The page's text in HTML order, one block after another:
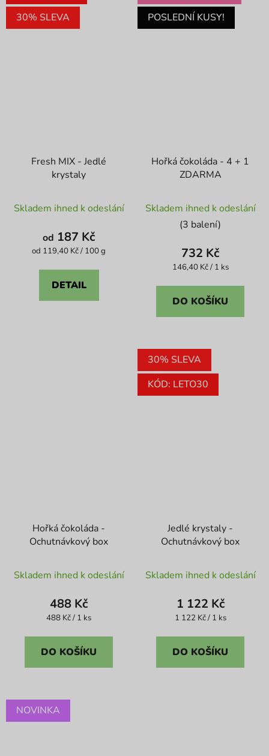
30% SLEVA
Fresh MIX - Jedlé
krystaly
hodnocení
produktu
je
z
Skladem ihned k odeslání
od 187 Kč
Měrná
od 119,40 Kč / 100 g
DETAIL
POSLEDNÍ KUSY!
Hořká čokoláda - 4 + 1
ZDARMA
Skladem ihned k odeslání
(3 balení)
732 Kč
Měrná
146,40 Kč / 1 ks
DO KOŠÍKU
Hořká čokoláda -
Ochutnávkový box
Skladem ihned k odeslání
488 Kč
Měrná
488 Kč / 1 ks
DO KOŠÍKU
30% SLEVA
KÓD: LETO30
Jedlé krystaly -
Ochutnávkový box
hodnocení
produktu
je
z
Skladem ihned k odeslání
1 122 Kč
Měrná
1 122 Kč / 1 ks
DO KOŠÍKU
NOVINKA